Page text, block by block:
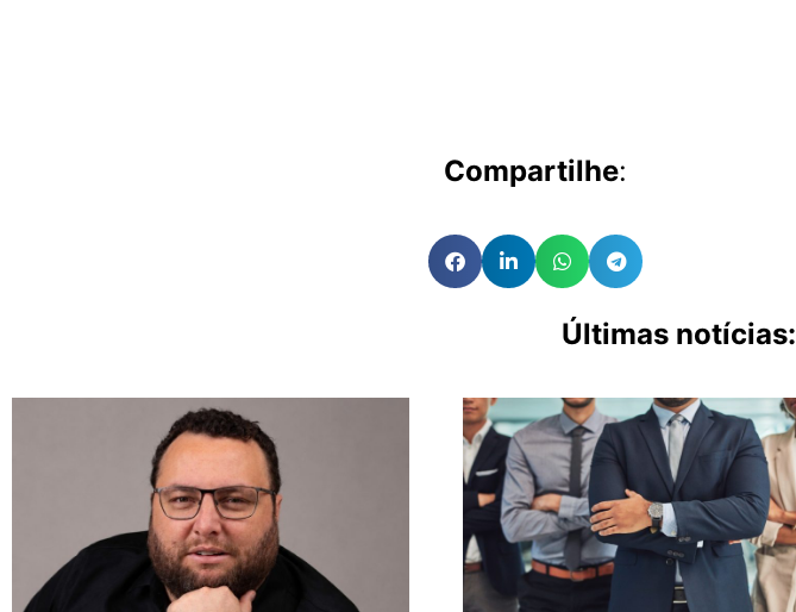
Compartilhe:
Últimas notícias: